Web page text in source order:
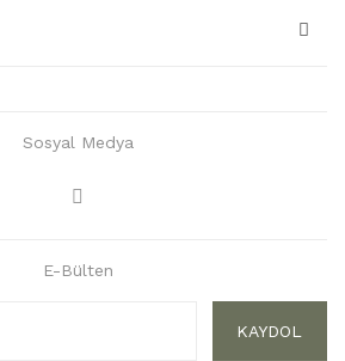
Sosyal Medya
E-Bülten
KAYDOL